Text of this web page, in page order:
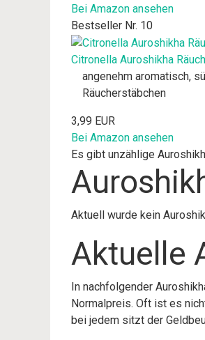
Bei Amazon ansehen
Bestseller Nr. 10
Citronella Auroshikha
angenehm aromatisch,
Räucherstäbchen
3,99 EUR
Bei Amazon ansehen
Es gibt unzählige
Aktuell wurde kein
Aktuelle
In nachfolgender
Normalpreis. Oft ist es
bei jedem sitzt der